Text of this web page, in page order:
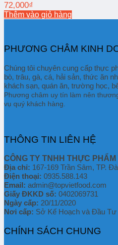
72,000₫
Thêm vào giỏ hàng
PHƯƠNG CHÂM KINH
Chúng tôi chuyên cung cấp thực
bò, trâu, gà, cá, hải sản, thức ăn
khách sạn, quán ăn, trường học,
Phương châm uy tín làm nên
vụ quý khách hàng.
THÔNG TIN LIÊN HỆ
CÔNG TY TNHH THỰC PHẨM
Địa chỉ: 167-169 Trần Sâm, TP.
Điện thoại: 0935.588.143
Email: admin@topvietfood.com
Giấy ĐKKD số: 0402069731
Ngày cấp: 20/11/2020
Nơi cấp: Sở Kế Hoạch và Đầu Tư
CHÍNH SÁCH CHUNG